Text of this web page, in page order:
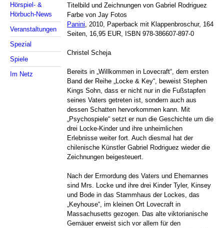
Hörspiel- &
Hörbuch-News
Veranstaltungen
Spezial
Spiele
Im Netz
Titelbild und Zeichnungen von Gabriel Rodriguez
Farbe von Jay Fotos
Panini , 2010, Paperback mit Klappenbroschur, 164
Seiten, 16,95 EUR, ISBN 978-386607-897-0
Christel Scheja
Bereits in „Willkommen in Lovecraft“, dem ersten
Band der Reihe „Locke & Key“, beweist Stephen
Kings Sohn, dass er nicht nur in die Fußstapfen
seines Vaters getreten ist, sondern auch aus
dessen Schatten hervorkommen kann. Mit
„Psychospiele“ setzt er nun die Geschichte um die
drei Locke-Kinder und ihre unheimlichen
Erlebnisse weiter fort. Auch diesmal hat der
chilenische Künstler Gabriel Rodriguez wieder die
Zeichnungen beigesteuert.
Nach der Ermordung des Vaters und Ehemannes
sind Mrs. Locke und ihre drei Kinder Tyler, Kinsey
und Bode in das Stammhaus der Lockes, das
„Keyhouse“, im kleinen Ort Lovecraft in
Massachusetts gezogen. Das alte viktorianische
Gemäuer erweist sich vor allem für den